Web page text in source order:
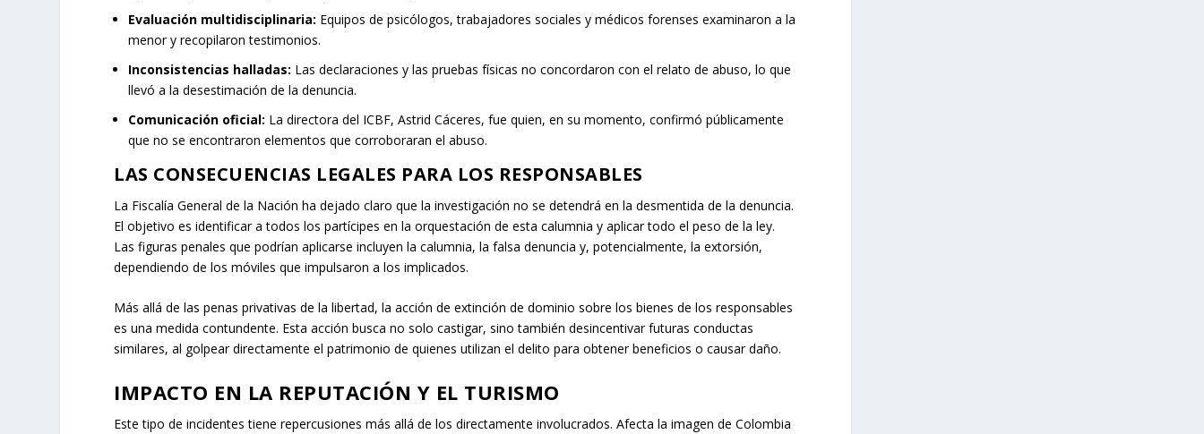
Evaluación multidisciplinaria: Equipos de psicólogos, trabajadores sociales y médicos forenses examinaron a la
menor y recopilaron testimonios.
Inconsistencias halladas: Las declaraciones y las pruebas físicas no concordaron con el relato de abuso, lo que
llevó a la desestimación de la denuncia.
Comunicación oficial: La directora del ICBF, Astrid Cáceres, fue quien, en su momento, confirmó públicamente
que no se encontraron elementos que corroboraran el abuso.
LAS CONSECUENCIAS LEGALES PARA LOS RESPONSABLES
La Fiscalía General de la Nación ha dejado claro que la investigación no se detendrá en la desmentida de la denuncia.
El objetivo es identificar a todos los partícipes en la orquestación de esta calumnia y aplicar todo el peso de la ley.
Las figuras penales que podrían aplicarse incluyen la calumnia, la falsa denuncia y, potencialmente, la extorsión,
dependiendo de los móviles que impulsaron a los implicados.
Más allá de las penas privativas de la libertad, la acción de extinción de dominio sobre los bienes de los responsables
es una medida contundente. Esta acción busca no solo castigar, sino también desincentivar futuras conductas
similares, al golpear directamente el patrimonio de quienes utilizan el delito para obtener beneficios o causar daño.
IMPACTO EN LA REPUTACIÓN Y EL TURISMO
Este tipo de incidentes tiene repercusiones más allá de los directamente involucrados. Afecta la imagen de Colombia